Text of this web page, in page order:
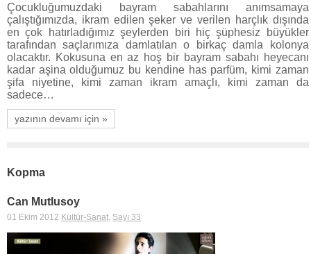
Çocukluğumuzdaki bayram sabahlarını anımsamaya
çalıştığımızda, ikram edilen şeker ve verilen harçlık dışında
en çok hatırladığımız şeylerden biri hiç şüphesiz büyükler
tarafından saçlarımıza damlatılan o birkaç damla kolonya
olacaktır. Kokusuna en az hoş bir bayram sabahı heyecanı
kadar aşina olduğumuz bu kendine has parfüm, kimi zaman
şifa niyetine, kimi zaman ikram amaçlı, kimi zaman da
sadece…
yazının devamı için »
Kopma
Can Mutlusoy
01 Ekim 2012 Kültür-Sanat, Sayı 33